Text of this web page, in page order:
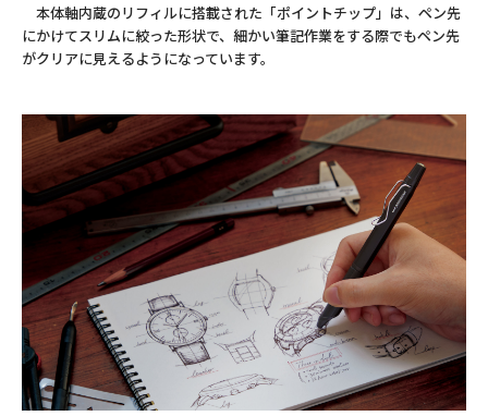
本体軸内蔵のリフィルに搭載された「ポイントチップ」は、ペン先
にかけてスリムに絞った形状で、細かい筆記作業をする際でもペン先
がクリアに見えるようになっています。